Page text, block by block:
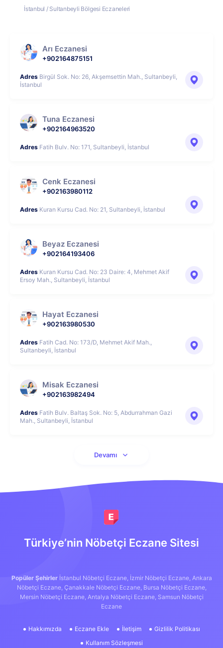
İstanbul / Sultanbeyli Bölgesi Eczaneleri
Arı Eczanesi
+902164875151
Adres Birgül Sok. No: 26, Akşemsettin Mah., Sultanbeyli,
İstanbul
Tuna Eczanesi
+902164963520
Adres Fatih Bulv. No: 171, Sultanbeyli, İstanbul
Cenk Eczanesi
+902163980112
Adres Kuran Kursu Cad. No: 21, Sultanbeyli, İstanbul
Beyaz Eczanesi
+902164193406
Adres Kuran Kursu Cad. No: 23 Daire: 4, Mehmet Akif
Ersoy Mah., Sultanbeyli, İstanbul
Hayat Eczanesi
+902163980530
Adres Fatih Cad. No: 173/D, Mehmet Akif Mah.,
Sultanbeyli, İstanbul
Misak Eczanesi
+902163982494
Adres Fatih Bulv. Baltaş Sok. No: 5, Abdurrahman Gazi
Mah., Sultanbeyli, İstanbul
Devamı
Türkiye’nin Nöbetçi Eczane Sitesi
Popüler Şehirler İstanbul Nöbetçi Eczane, İzmir Nöbetçi Eczane, Ankara
Nöbetçi Eczane, Çanakkale Nöbetçi Eczane, Bursa Nöbetçi Eczane,
Mersin Nöbetçi Eczane, Antalya Nöbetçi Eczane, Samsun Nöbetçi
Eczane
Hakkımızda Eczane Ekle İletişim
Gizlilik Politikası
Kullanım Sözleşmesi